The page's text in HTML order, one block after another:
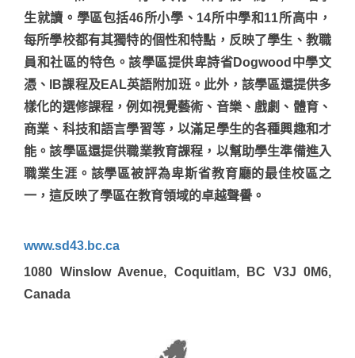
生就讀。學區包括46所小學、14所中學和11所高中，
每所學校都有其獨特的個性和特點，反映了學生、教職
員和社區的特色。該學區提供卑詩省Dogwood中學文
憑、IB課程及EAL英語附加班。此外，該學區還提供多
樣化的選修課程，例如視覺藝術、音樂、戲劇、體育、
商業、科技和語言學習等，以滿足學生的各種興趣和才
能。該學區還提供職業教育課程，以幫助學生準備進入
職業生涯。該學區被評為卑斯省教育廳的最佳校區之
一，這反映了學區在教育領域的卓越聲譽。
www.sd43.bc.ca
1080 Winslow Avenue, Coquitlam, BC V3J 0M6,
Canada